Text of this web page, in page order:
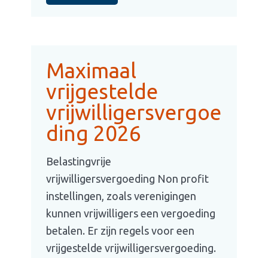
Maximaal
vrijgestelde
vrijwilligersvergoe
ding 2026
Belastingvrije
vrijwilligersvergoeding Non profit
instellingen, zoals verenigingen
kunnen vrijwilligers een vergoeding
betalen. Er zijn regels voor een
vrijgestelde vrijwilligersvergoeding.